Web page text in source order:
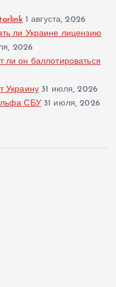
1 августа, 2026
ли Украине лицензию
2026
ли он баллотироваться
Украину 31 июля, 2026
СБУ 31 июля, 2026